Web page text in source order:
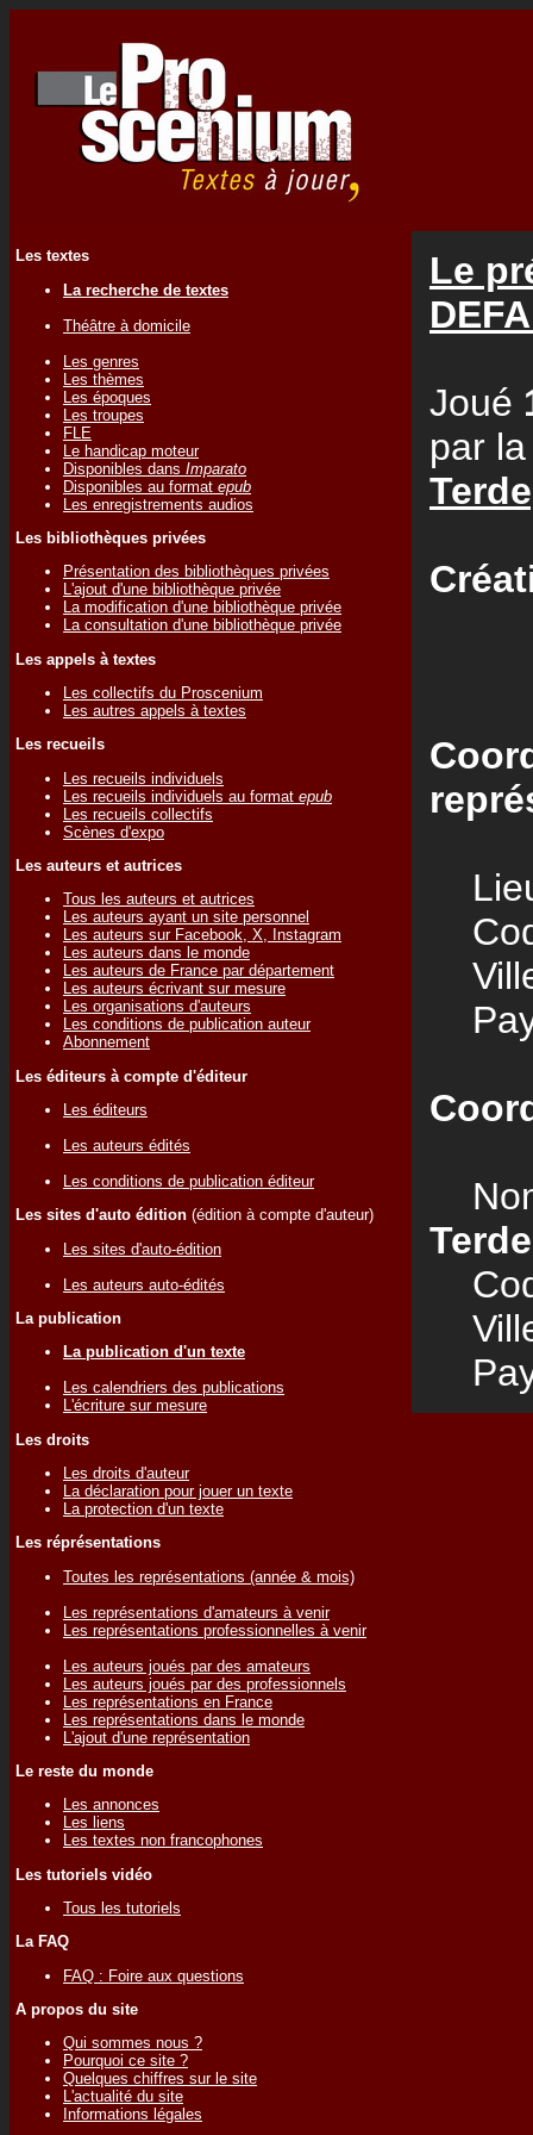
Les textes
La recherche de textes
Théâtre à domicile
Les genres
Les thèmes
Les époques
Les troupes
FLE
Le handicap moteur
Disponibles dans Imparato
Disponibles au format epub
Les enregistrements audios
Les bibliothèques privées
Présentation des bibliothèques privées
L'ajout d'une bibliothèque privée
La modification d'une bibliothèque privée
La consultation d'une bibliothèque privée
Les appels à textes
Les collectifs du Proscenium
Les autres appels à textes
Les recueils
Les recueils individuels
Les recueils individuels au format epub
Les recueils collectifs
Scènes d'expo
Les auteurs et autrices
Tous les auteurs et autrices
Les auteurs ayant un site personnel
Les auteurs sur Facebook, X, Instagram
Les auteurs dans le monde
Les auteurs de France par département
Les auteurs écrivant sur mesure
Les organisations d'auteurs
Les conditions de publication auteur
Abonnement
Les éditeurs à compte d'éditeur
Les éditeurs
Les auteurs édités
Les conditions de publication éditeur
Les sites d'auto édition (édition à compte d'auteur)
Les sites d'auto-édition
Les auteurs auto-édités
La publication
La publication d'un texte
Les calendriers des publications
L'écriture sur mesure
Les droits
Les droits d'auteur
La déclaration pour jouer un texte
La protection d'un texte
Les réprésentations
Toutes les représentations (année & mois)
Les représentations d'amateurs à venir
Les représentations professionnelles à venir
Les auteurs joués par des amateurs
Les auteurs joués par des professionnels
Les représentations en France
Les représentations dans le monde
L'ajout d'une représentation
Le reste du monde
Les annonces
Les liens
Les textes non francophones
Les tutoriels vidéo
Tous les tutoriels
La FAQ
FAQ : Foire aux questions
A propos du site
Qui sommes nous ?
Pourquoi ce site ?
Quelques chiffres sur le site
L'actualité du site
Informations légales
Le
Joué
par